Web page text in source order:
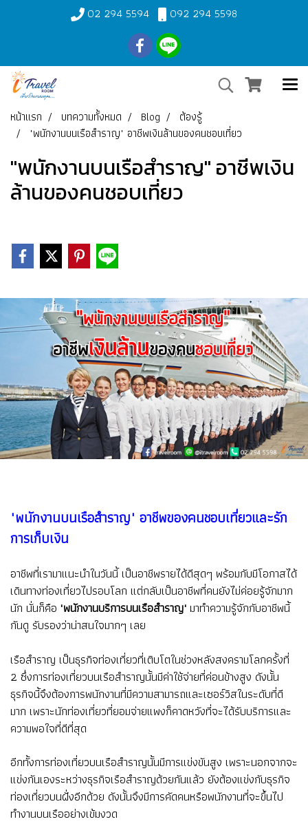
02 294 5594 092 294 5598
หน้าแรก บทความทั้งหมด Blog
ต้องรู้
"พนักงานบนเรือสำราญ" อาชีพเงินล้านของคนชอบเที่ยว
"พนักงานบนเรือสำราญ" อาชีพเงิน
ล้านของคนชอบเที่ยว
"พนักงานบนเรือสำราญ" อาชีพของคนชอบเที่ยวและรัก
การเก็บเงิน
อาชีพที่เรามาแนะนำในวันนี้ เป็นอาชีพรายได้ดีสุดๆ พร้อมกับมีโอกาสได้
เดินทางท่องเที่ยวไปรอบโลก แต่กลับเป็นอาชีพที่คนยังไม่ค่อยรู้จักมาก
นัก นั่นก็คือ "พนักงานบริการบนเรือสำราญ"มาทำความรู้จักกับอาชีพนี้
กันดู รับรองว่าน่าสนใจมากๆ เลย
เรือสำราญ เป็นธุรกิจท่องเที่ยวที่เติบโตในช่วงหลังสงครามโลกครั้งที่
2 ซึ่งการท่องเที่ยวบนเรือสำราญนั้นมีค่าใช้จ่ายที่ค่อนข้างสูง ดังนั้น
ธุรกิจนี้จึงต้องการพนักงานที่มีความสามารถและเซอร์วิสในระดับที่ดี
มาก เพราะนักท่องเที่ยวที่ยอมจ่ายแพงก็คาดหวังที่จะได้รับบริการและ
ความพอใจที่ดีที่สุด
อีกทั้งการท่องเที่ยวบนเรือสำราญนั้นมีการแข่งขันสูง เพราะนอกจากจะ
แข่งกันเองระหว่างธุรกิจเรือสำราญด้วยกันแล้ว ยังต้องแข่งกับธุรกิจ
ท่องเที่ยวบนฝั่งอีกด้วย ดังนั้นจึงมีการคัดคนหรือพนักงานที่จะขึ้นไป
ทำงานบนเรืออย่างเข้มงวด